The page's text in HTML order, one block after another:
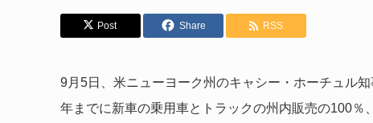
Post Share RSS
9月5日、米ニューヨーク州のキャシー・ホーチュル
年までに新車の乗用車とトラックの州内販売の100％